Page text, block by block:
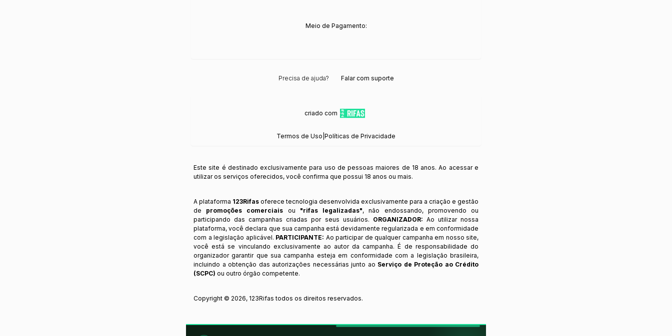
Meio de Pagamento:
Precisa de ajuda? Falar com suporte
criado com
Termos de Uso Políticas de Privacidade
Este site é destinado exclusivamente para uso de pessoas maiores de 18 anos. Ao acessar e
utilizar os serviços oferecidos, você confirma que possui 18 anos ou mais.
A plataforma 123Rifas oferece tecnologia desenvolvida exclusivamente para a criação e gestão
de promoções comerciais ou "rifas legalizadas", não endossando, promovendo ou
participando das campanhas criadas por seus usuários. ORGANIZADOR: Ao utilizar nossa
plataforma, você declara que sua campanha está devidamente regularizada e em conformidade
com a legislação aplicável. PARTICIPANTE: Ao participar de qualquer campanha em nosso site,
você está se vinculando exclusivamente ao autor da campanha. É de responsabilidade do
organizador garantir que sua campanha esteja em conformidade com a legislação brasileira,
incluindo a obtenção das autorizações necessárias junto ao Serviço de Proteção ao Crédito
(SCPC) ou outro órgão competente.
Copyright © 2026, 123Rifas todos os direitos reservados.